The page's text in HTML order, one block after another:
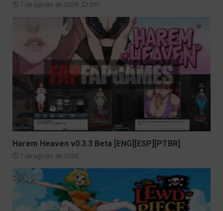
7 de agosto de 2026 297
Harem Heaven v0.3.3 Beta [ENG][ESP][PTBR]
7 de agosto de 2026